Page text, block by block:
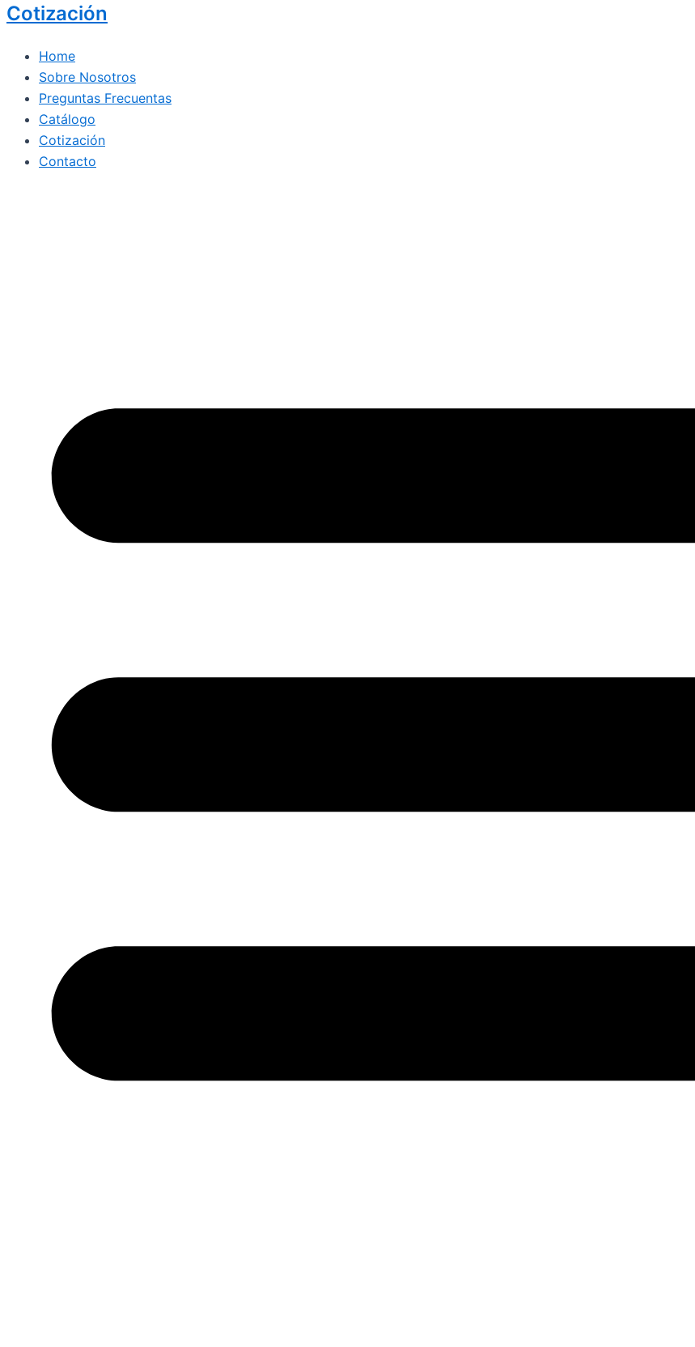
Cotización
Home
Sobre Nosotros
Preguntas Frecuentas
Catálogo
Cotización
Contacto